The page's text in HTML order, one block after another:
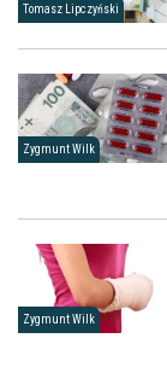
Tomasz Lipczyński
Zygmunt Wilk
Zygmunt Wilk